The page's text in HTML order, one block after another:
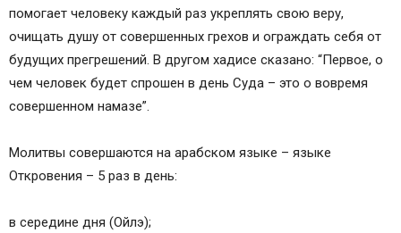
помогает человеку каждый раз укреплять свою веру,
очищать душу от совершенных грехов и ограждать себя от
будущих прегрешений. В другом хадисе сказано: “Первое, о
чем человек будет спрошен в день Суда – это о вовремя
совершенном намазе”.
Молитвы совершаются на арабском языке – языке
Откровения – 5 раз в день:
в середине дня (Ойлэ);